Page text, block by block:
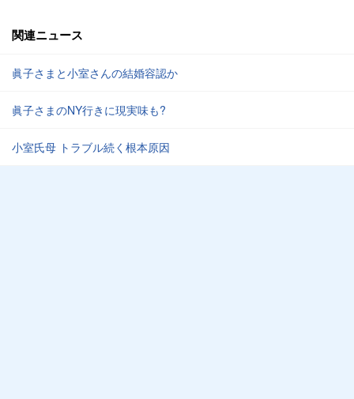
関連ニュース
眞子さまと小室さんの結婚容認か
眞子さまのNY行きに現実味も?
小室氏母 トラブル続く根本原因